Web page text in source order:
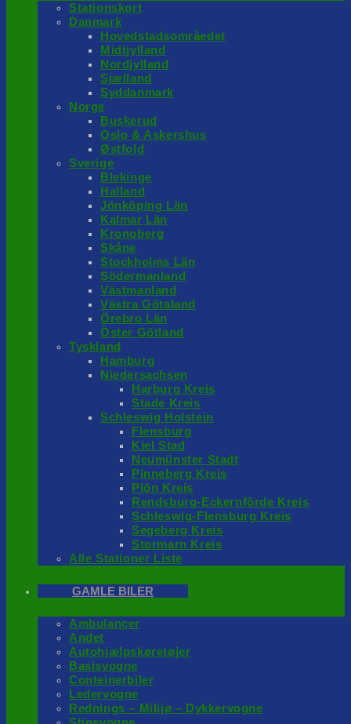
Stationskort
Danmark
Hovedstadsområedet
Midtjylland
Nordjylland
Sjælland
Syddanmark
Norge
Buskerud
Oslo & Askershus
Østfold
Sverige
Blekinge
Halland
Jönköping Län
Kalmar Län
Kronoberg
Skåne
Stockholms Län
Södermanland
Västmanland
Västra Götaland
Örebro Län
Öster Götland
Tyskland
Hamburg
Niedersachsen
Harburg Kreis
Stade Kreis
Schleswig Holstein
Flensburg
Kiel Stad
Neumünster Stadt
Pinneberg Kreis
Plön Kreis
Rendsburg-Eckernförde Kreis
Schleswig-Flensburg Kreis
Segeberg Kreis
Stormarn Kreis
Alle Stationer Liste
GAMLE BILER
Ambulancer
Andet
Autohjælpskøretøjer
Basisvogne
Conteinerbiler
Ledervogne
Rednings – Milijø – Dykkervogne